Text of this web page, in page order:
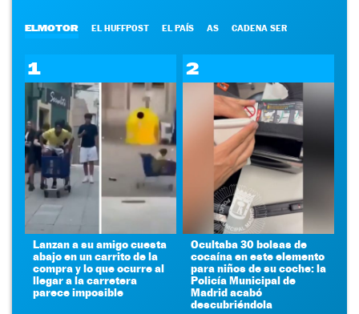
ELMOTOR EL HUFFPOST EL PAÍS AS CADENA SER
1
Lanzan a su amigo cuesta
abajo en un carrito de la
compra y lo que ocurre al
llegar a la carretera
parece imposible
2
Ocultaba 30 bolsas de
cocaína en este elemento
para niños de su coche: la
Policía Municipal de
Madrid acabó
descubriéndola